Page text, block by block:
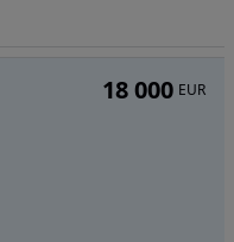
18 000 EUR